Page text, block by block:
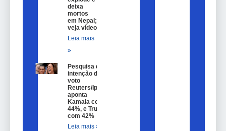
deixa
mortos
em Nepal;
veja vídeo
Leia mais
»
Pesquisa de
intenção de
voto
Reuters/Ipsos
aponta
Kamala com
44%, e Trump
com 42%
Leia mais »